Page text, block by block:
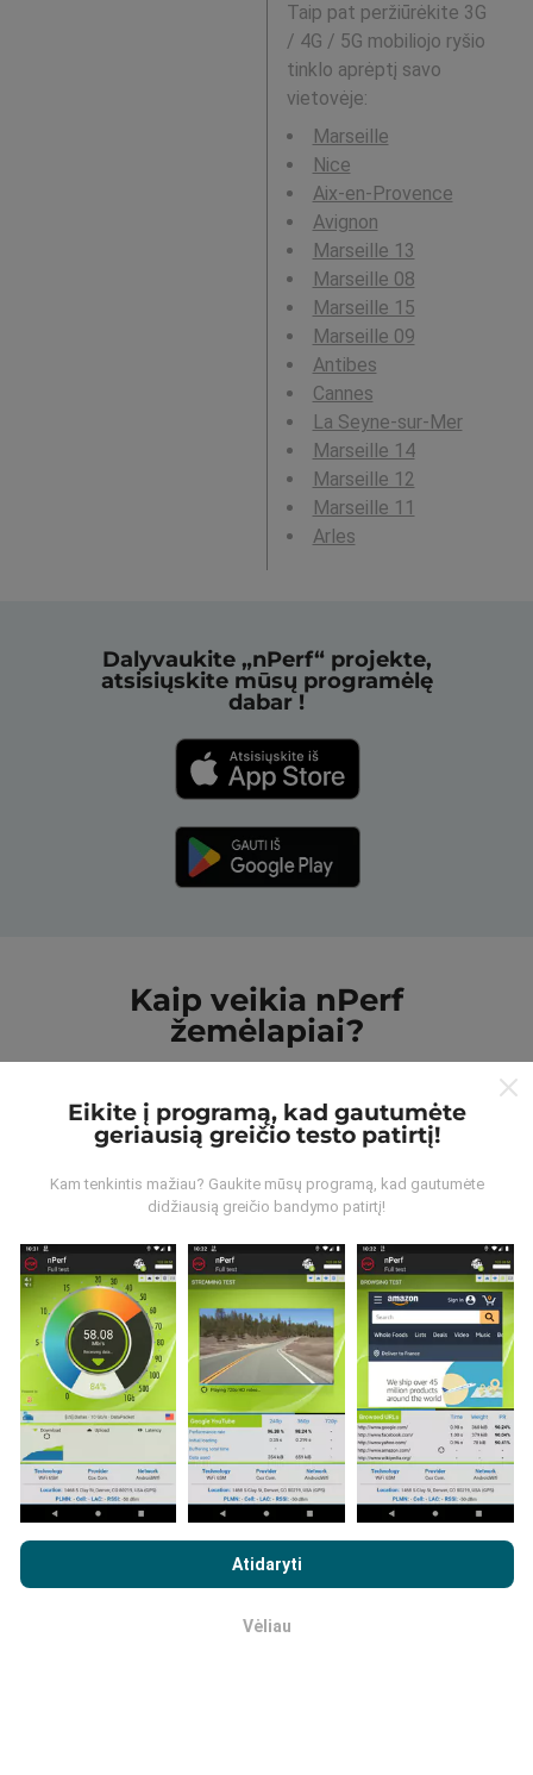
Taip pat peržiūrėkite 3G
/ 4G / 5G mobiliojo ryšio
tinklo aprėptį savo
vietovėje:
Marseille
Nice
Aix-en-Provence
Avignon
Marseille 13
Marseille 08
Marseille 15
Marseille 09
Antibes
Cannes
La Seyne-sur-Mer
Marseille 14
Marseille 12
Marseille 11
Arles
Dalyvaukite „nPerf“ projekte,
atsisiųskite mūsų programėlę
dabar !
Kaip veikia nPerf
žemėlapiai?
Iš kur gaunami duomenys?
Duomenys renkami iš bandymų, kuriuos atliko „nPerf“
programos vartotojai. Tai testai, atliekami realiomis
sąlygomis, tiesiogiai lauke. Jei ir jūs norite įsitraukti,
tereikia atsisiųsti „nPerf“ programą į savo išmanųjį
telefoną. Kuo daugiau duomenų, tuo išsamesni bus
žemėlapiai!Visi bandymų rezultatai rodomi
žemėlapiuose. Filtravimo taisyklės taikomos prieš
skaičiavimo parodymus.
Eikite į programą, kad gautumėte
geriausią greičio testo patirtį!
Kam tenkintis mažiau? Gaukite mūsų programą, kad gautumėte
didžiausią greičio bandymo patirtį!
Atidaryti
Vėliau
, taip pat su „nPerf“ testu
vartotojo licencijos sutartis.
Gerai